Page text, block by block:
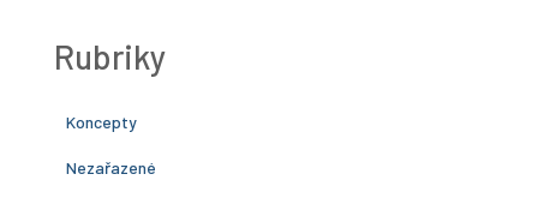
Rubriky
Koncepty
Nezařazené